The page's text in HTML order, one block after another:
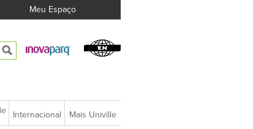
Meu Espaço
Internacional Mais Univille